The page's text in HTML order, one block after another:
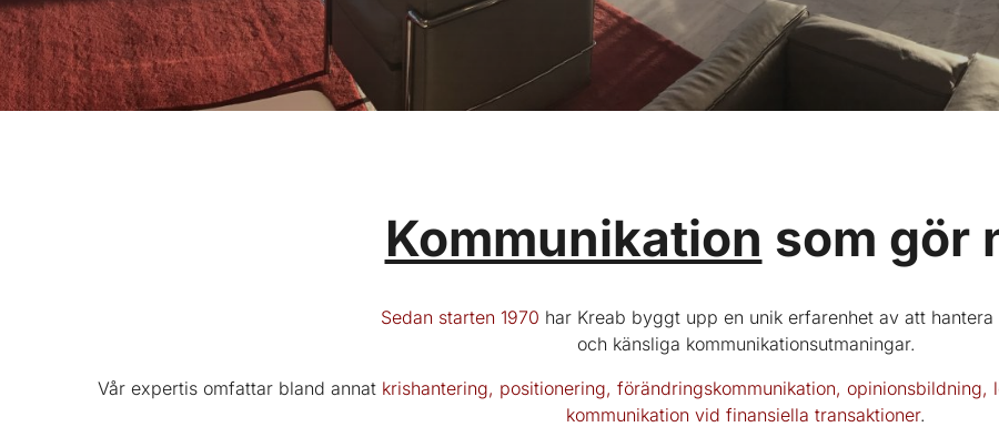
Kommunikation som gör
Sedan starten 1970 har Kreab byggt upp en unik erfarenhet av att
och känsliga kommunikationsutmaningar.
Vår expertis omfattar bland annat krishantering, positionering, förändringskommunikation,
kommunikation vid finansiella transaktioner.